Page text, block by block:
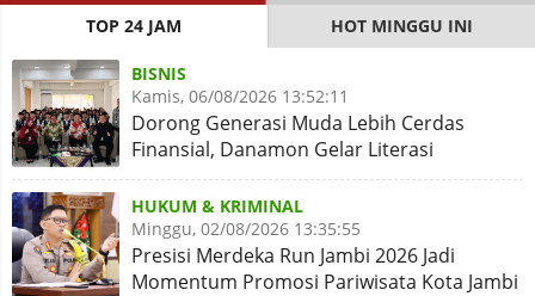
TOP 24 JAM HOT MINGGU INI
BISNIS
Kamis, 06/08/2026 13:52:11
Dorong Generasi Muda Lebih Cerdas
Finansial, Danamon Gelar Literasi
Keuangan dan Revitalisasi
HUKUM & KRIMINAL
Minggu, 02/08/2026 13:35:55
Presisi Merdeka Run Jambi 2026 Jadi
Momentum Promosi Pariwisata Kota Jambi